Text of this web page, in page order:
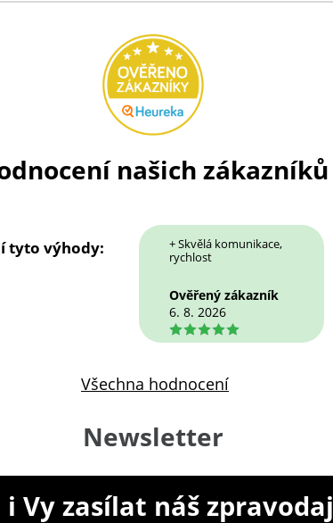
našich zákazníků
tyto výhody:
+ Skvělá komunikace,
rychlost
Ověřený zákazník
6. 8. 2026
5
Všechna hodnocení
Newsletter
Vy zasílat náš zpravodaj